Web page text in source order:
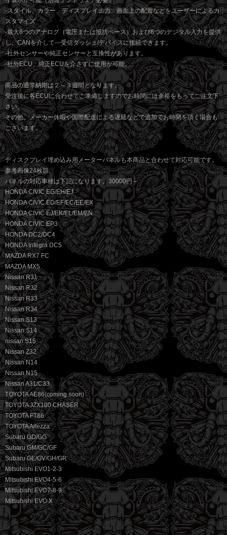
-スタイル、カラー、ディスプレイ出力、画面上の配置などをユーザーによるカ
スタマイズ
-最大8つのアナログ（電圧または抵抗ベース）および8つのデジタル入力を提供
し、CANを介して---受信ダッシュ/デバイスに接続できます。
-社外センサーや純正センサーと互換性があります。
-社外ECU、純正ECUを介さずに使用が可能。
商品の通常納期は２～３週間となります。
受注後に各ECUに合わせてご準備しますのでお時間には余裕をもってご注文下
さい。
その他、メーカー休暇や国際配送による遅延などで追加でお時間を頂く場合も
ございます。
ディスクプレイ埋め込み用メーターパネルも本商品と合わせて対応可能です。
参考画像24枚目
パネルの対応車種は下記になります。30000円～
HONDA CIVIC EG/EH/EJ
HONDA CIVIC ED/EF/EC/EE/EX
HONDA CIVIC EJ/EK/EL/EM/EN
HONDA CIVIC EP3
HONDA DC2/DC4
HONDA Integra DC5
MAZDA RX7 FC
MAZDA MX5
Nissan R31
Nissan R32
Nissan R33
Nissan R34
Nissan S13
Nissan S14
nissan S15
Nissan Z32
Nissan N14
Nissan N15
Nissan A31/C33
TOYOTA AE86(coming soon)
TOYOTA JZX100 CHASER
TOYOTA FT86
TOYOTA Altezza
Subaru GD/GG
Subaru GM/GC/GF
Subaru GE/GV/GH/GR
Mitsubishi EVO1-2-3
Mitsubishi EVO4-5-6
Mitsubishi EVO7-8-9
Mitsubishi EVO X